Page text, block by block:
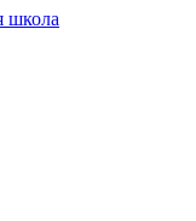
школа